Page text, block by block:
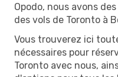
Opodo, nous avons
des vols de Toronto à
Vous trouverez ici
nécessaires pour
Toronto avec nous,